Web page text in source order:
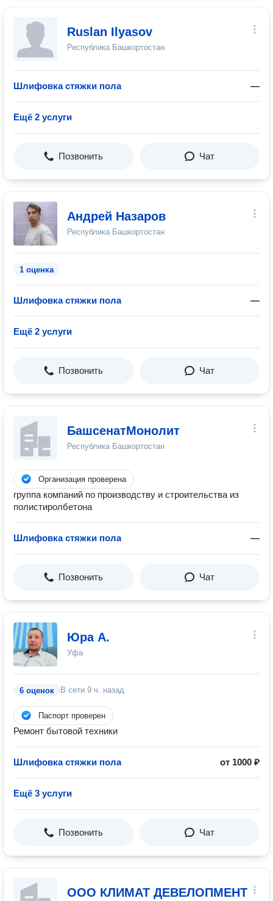
Ruslan Ilyasov
Республика Башкортостан
Шлифовка стяжки пола —
Ещё 2 услуги
Позвонить Чат
Андрей Назаров
Республика Башкортостан
1 оценка
Шлифовка стяжки пола —
Ещё 2 услуги
Позвонить Чат
БашсенатМонолит
Республика Башкортостан
Организация проверена
группа компаний по производству и строительства из
полистиролбетона
Шлифовка стяжки пола —
Позвонить Чат
Юра А.
Уфа
6 оценок В сети 9 ч. назад
Паспорт проверен
Ремонт бытовой техники
Шлифовка стяжки пола от 1000 ₽
Ещё 3 услуги
Позвонить Чат
ООО КЛИМАТ ДЕВЕЛОПМЕНТ